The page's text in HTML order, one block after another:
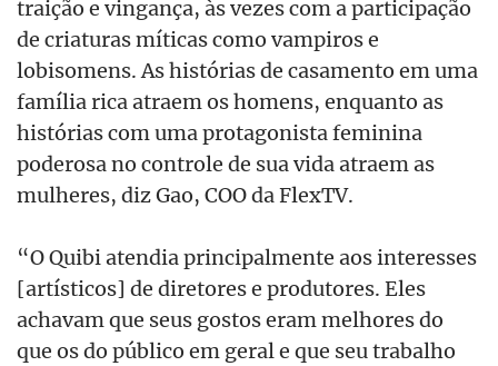
traição e vingança, às vezes com a participação
de criaturas míticas como vampiros e
lobisomens. As histórias de casamento em uma
família rica atraem os homens, enquanto as
histórias com uma protagonista feminina
poderosa no controle de sua vida atraem as
mulheres, diz Gao, COO da FlexTV.
“O Quibi atendia principalmente aos interesses
[artísticos] de diretores e produtores. Eles
achavam que seus gostos eram melhores do
que os do público em geral e que seu trabalho